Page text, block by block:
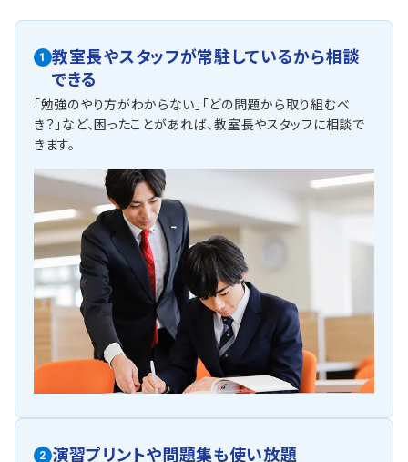
1
教室長やスタッフが常駐しているから相談
できる
「勉強のやり方がわからない」「どの問題から取り組むべ
き？」など、困ったことがあれば、教室長やスタッフに相談で
きます。
2 演習プリントや問題集も使い放題